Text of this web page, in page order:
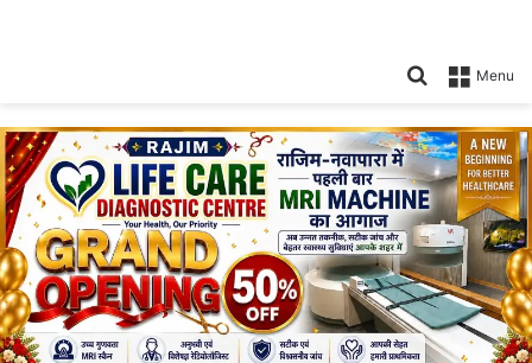
Menu
Search